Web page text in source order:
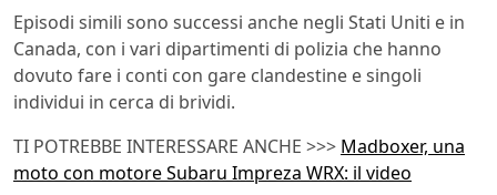
Episodi simili sono successi anche negli Stati Uniti e in
Canada, con i vari dipartimenti di polizia che hanno
dovuto fare i conti con gare clandestine e singoli
individui in cerca di brividi.
TI POTREBBE INTERESSARE ANCHE >>> Madboxer, una
moto con motore Subaru Impreza WRX: il video